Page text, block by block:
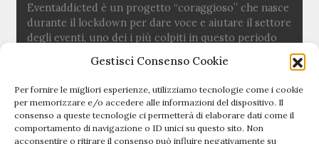
Gestisci Consenso Cookie
Per fornire le migliori esperienze, utilizziamo tecnologie come i cookie
per memorizzare e/o accedere alle informazioni del dispositivo. Il
consenso a queste tecnologie ci permetterà di elaborare dati come il
comportamento di navigazione o ID unici su questo sito. Non
acconsentire o ritirare il consenso può influire negativamente su
Eventaddicted è un progetto “coraggioso” che nasce
durante il lockdown per dare voce e aiutare il settore
degli eventi, uno dei i più colpiti in questo periodo
Ideato e fondato da Sara Fuoco
Quick links